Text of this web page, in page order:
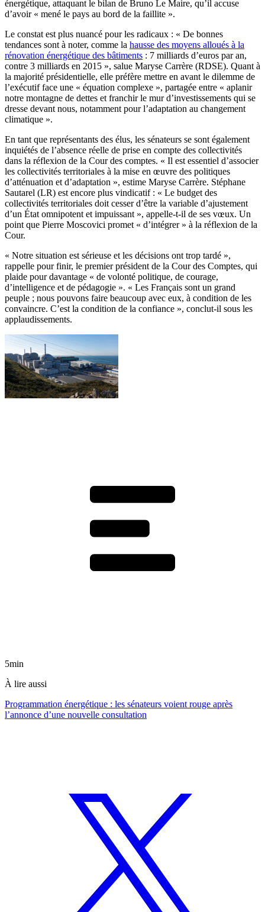
énergétique, attaquant le bilan de Bruno Le Maire, qu’il accuse
d’avoir « mené le pays au bord de la faillite ».
Le constat est plus nuancé pour les radicaux : « De bonnes
tendances sont à noter, comme la hausse des moyens alloués à la
rénovation énergétique des bâtiments : 7 milliards d’euros par an,
contre 3 milliards en 2015 », salue Maryse Carrère (RDSE). Quant à
la majorité présidentielle, elle préfère mettre en avant le dilemme de
l’exécutif face une « équation complexe », partagée entre « aplanir
notre montagne de dettes et franchir le mur d’investissements qui se
dresse devant nous, notamment pour l’adaptation au changement
climatique ».
En tant que représentants des élus, les sénateurs se sont également
inquiétés de l’absence réelle de prise en compte des collectivités
dans la réflexion de la Cour des comptes. « Il est essentiel d’associer
les collectivités territoriales à la mise en œuvre des politiques
d’atténuation et d’adaptation », estime Maryse Carrère. Stéphane
Sautarel (LR) est encore plus vindicatif : « Le budget des
collectivités territoriales doit cesser d’être la variable d’ajustement
d’un État omnipotent et impuissant », appelle-t-il de ses vœux. Un
point que Pierre Moscovici promet « d’intégrer » à la réflexion de la
Cour.
« Notre situation est sérieuse et les décisions ont trop tardé »,
rappelle pour finir, le premier président de la Cour des Comptes, qui
plaide pour davantage « de volonté politique, de courage,
d’intelligence et de pédagogie ». « Les Français sont un grand
peuple ; nous pouvons faire beaucoup avec eux, à condition de les
convaincre. C’est la condition de la confiance », conclut-il sous les
applaudissements.
5min
À lire aussi
Programmation énergétique : les sénateurs voient rouge après
l’annonce d’une nouvelle consultation